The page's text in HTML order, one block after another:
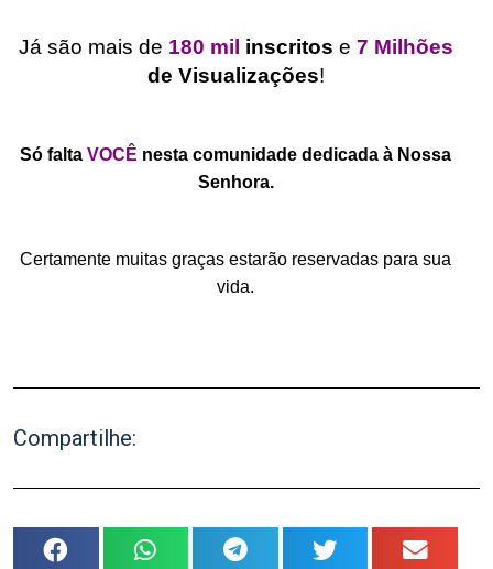
Já são mais de 180 mil inscritos e 7 Milhões
de Visualizações!
Só falta VOCÊ nesta comunidade dedicada à Nossa
Senhora.
Certamente muitas graças estarão reservadas para sua
vida.
Compartilhe: